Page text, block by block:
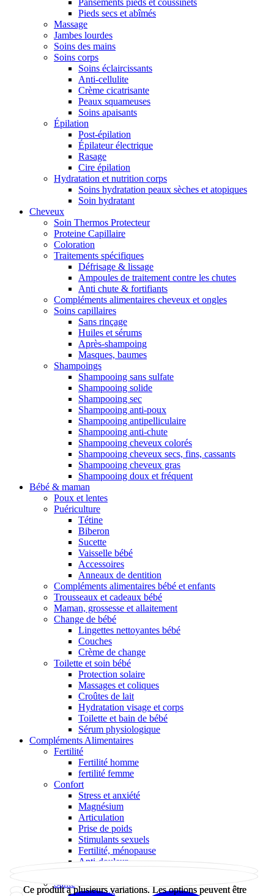
Ce produit a plusieurs variations. Les options peuvent être
Ce produit a plusieurs variations. Les options peuvent être
Pansements pieds et coussinets
Pieds secs et abîmés
Massage
Jambes lourdes
Soins des mains
Soins corps
Soins éclaircissants
Anti-cellulite
Crème cicatrisante
Peaux squameuses
Soins apaisants
Épilation
Post-épilation
Épilateur électrique
Rasage
Cire épilation
Hydratation et nutrition corps
Soins hydratation peaux sèches et atopiques
Soin hydratant
Cheveux
Soin Thermos Protecteur
Proteine Capillaire
Coloration
Traitements spécifiques
Défrisage & lissage
Ampoules de traitement contre les chutes
Anti chute & fortifiants
Compléments alimentaires cheveux et ongles
Soins capillaires
Sans rinçage
Huiles et sérums
Après-shampoing
Masques, baumes
Shampoings
Shampooing sans sulfate
Shampooing solide
Shampooing sec
Shampooing anti-poux
Shampooing antipelliculaire
Shampooing anti-chute
Shampooing cheveux colorés
Shampooing cheveux secs, fins, cassants
Shampooing cheveux gras
Shampooing doux et fréquent
Bébé & maman
Poux et lentes
Puériculture
Tétine
Biberon
Sucette
Vaisselle bébé
Accessoires
Anneaux de dentition
Compléments alimentaires bébé et enfants
Trousseaux et cadeaux bébé
Maman, grossesse et allaitement
Change de bébé
Lingettes nettoyantes bébé
Couches
Crème de change
Toilette et soin bébé
Protection solaire
Massages et coliques
Croûtes de lait
Hydratation visage et corps
Toilette et bain de bébé
Sérum physiologique
Compléments Alimentaires
Fertilité
Fertilité homme
fertilité femme
Confort
Stress et anxiété
Magnésium
Articulation
Prise de poids
Stimulants sexuels
Fertilité, ménopause
Anti-douleur
Santé